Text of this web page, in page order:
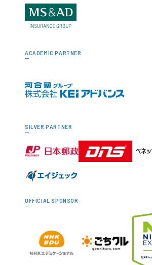
ACADEMIC PARTNER
SILVER PARTNER
OFFICIAL SPONSOR